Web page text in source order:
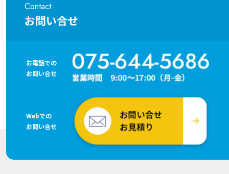
Contact
お問い合せ
お電話での
お問い合せ
Webでの
お問い合せ